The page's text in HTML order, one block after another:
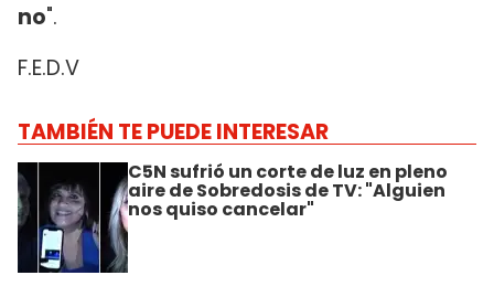
no".
F.E.D.V
TAMBIÉN TE PUEDE INTERESAR
C5N sufrió un corte de luz en pleno
aire de Sobredosis de TV: "Alguien
nos quiso cancelar"